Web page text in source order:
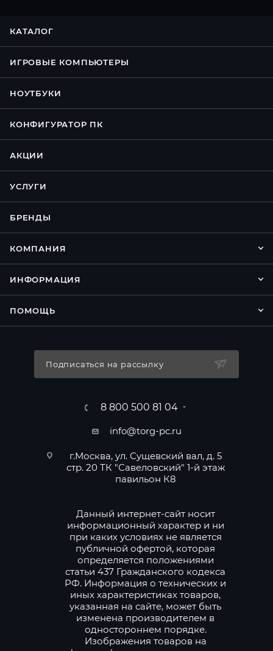
КАТАЛОГ
ИГРОВЫЕ КОМПЬЮТЕРЫ
НОУТБУКИ
КОНФИГУРАТОР ПК
АКЦИИ
УСЛУГИ
БРЕНДЫ
КОМПАНИЯ
ИНФОРМАЦИЯ
ПОМОЩЬ
Подписаться на рассылку
8 800 500 81 04
info@torg-pc.ru
г.Москва, ул. Сущевский вал, д. 5
стр. 20 ТК "Савеловский" 1-й этаж
павильон К8
Данный интернет-сайт носит
информационный характер и ни
при каких условиях не является
публичной офертой, которая
определяется положениями
статьи 437 Гражданского кодекса
РФ. Информация о технических и
иных характеристиках товаров,
указанная на сайте, может быть
изменена производителем в
одностороннем порядке.
Изображения товаров на